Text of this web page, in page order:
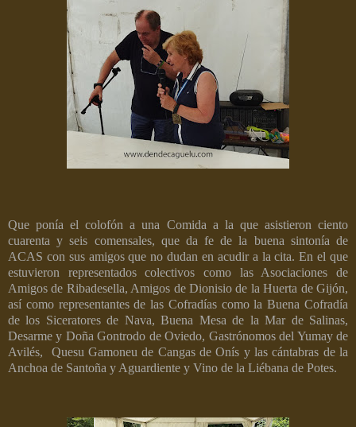
Que ponía el colofón a una Comida a la que asistieron ciento
cuarenta y seis comensales, que da fe de la buena sintonía de
ACAS con sus amigos que no dudan en acudir a la cita. En el que
estuvieron representados colectivos como las Asociaciones de
Amigos de Ribadesella, Amigos de Dionisio de la Huerta de Gijón,
así como representantes de las Cofradías como la Buena Cofradía
de los Siceratores de Nava, Buena Mesa de la Mar de Salinas,
Desarme y Doña Gontrodo de Oviedo, Gastrónomos del Yumay de
Avilés,
Quesu Gamoneu de Cangas de Onís y las cántabras de la
Anchoa de Santoña y Aguardiente y Vino de la Liébana de Potes.